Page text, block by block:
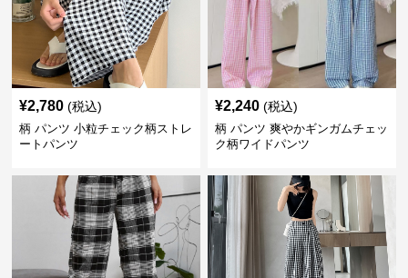
¥2,780 (税込)
柄 パンツ 小粒チェック柄ストレ
ートパンツ
¥2,240 (税込)
柄 パンツ 爽やかギンガムチェッ
ク柄ワイドパンツ